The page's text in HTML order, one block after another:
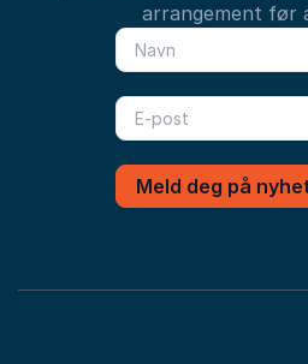
arrangement før
Meld deg på